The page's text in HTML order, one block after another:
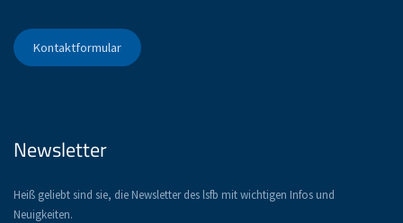
Kontaktformular
Newsletter
Heiß geliebt sind sie, die Newsletter des lsfb mit wichtigen Infos und
Neuigkeiten.